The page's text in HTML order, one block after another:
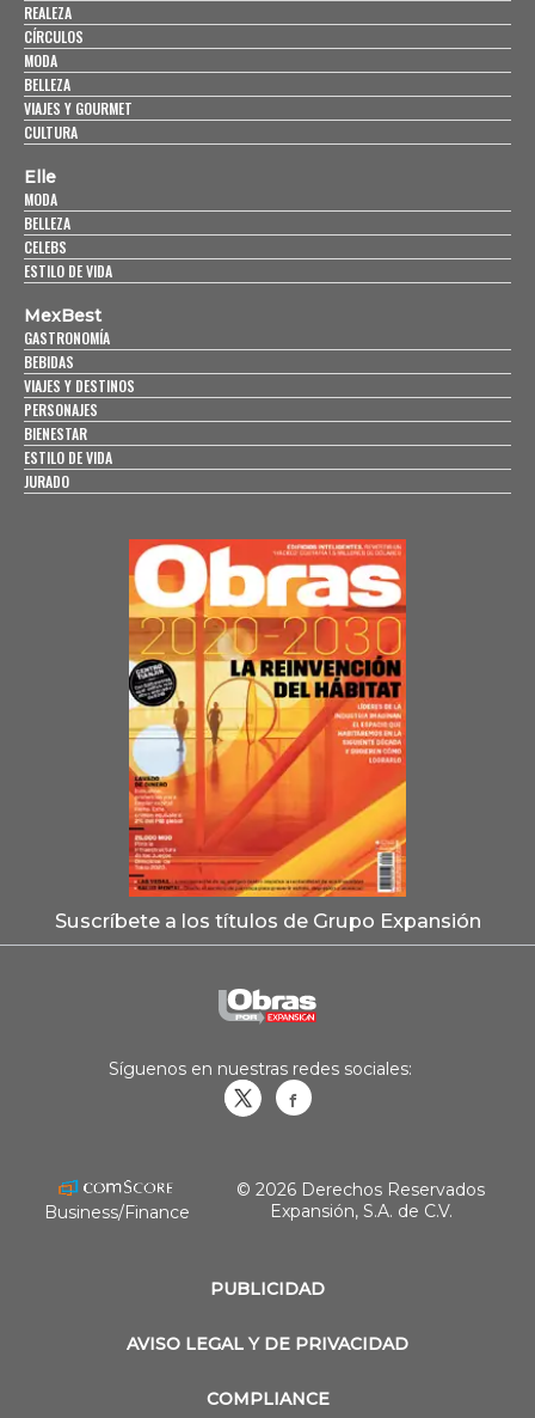
REALEZA
CÍRCULOS
MODA
BELLEZA
VIAJES Y GOURMET
CULTURA
Elle
MODA
BELLEZA
CELEBS
ESTILO DE VIDA
MexBest
GASTRONOMÍA
BEBIDAS
VIAJES Y DESTINOS
PERSONAJES
BIENESTAR
ESTILO DE VIDA
JURADO
Suscríbete a los títulos de Grupo Expansión
PUBLICIDAD
AVISO LEGAL Y DE PRIVACIDAD
COMPLIANCE
Síguenos en nuestras redes sociales:
Business/Finance
© 2026 Derechos Reservados
Expansión, S.A. de C.V.